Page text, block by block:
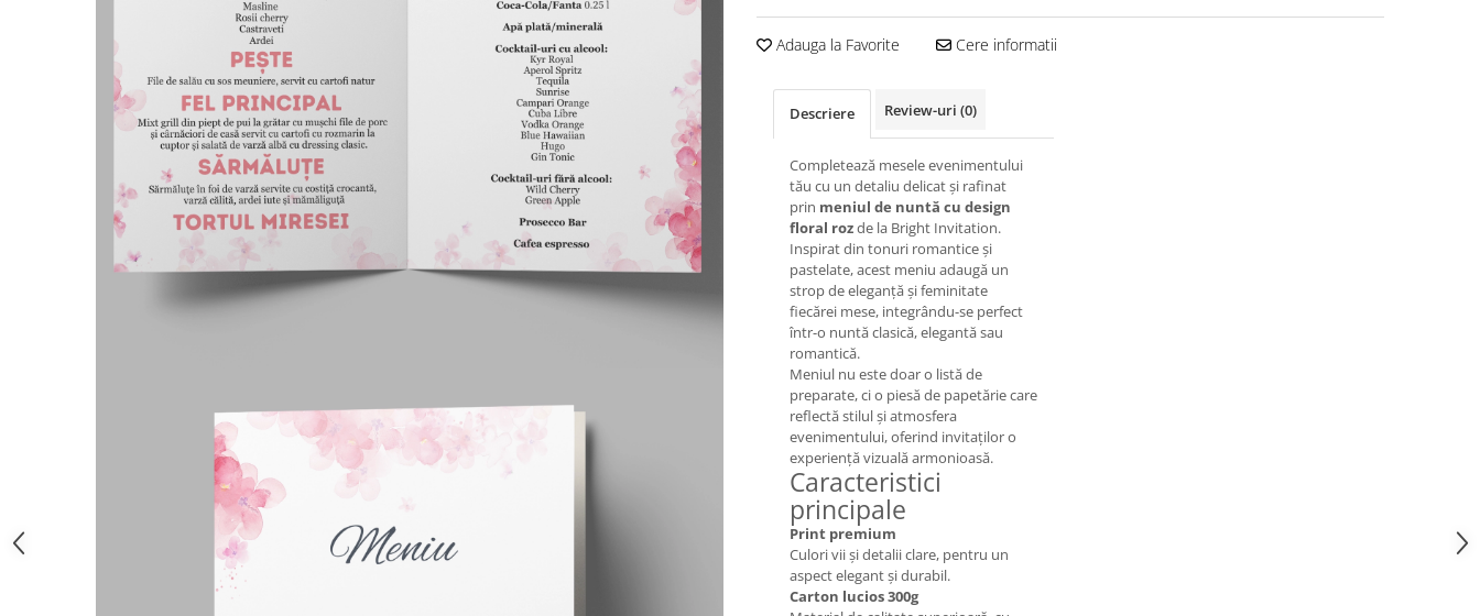
Adauga la Favorite Cere informatii
Descriere Review-uri (0)
Completează mesele evenimentului
tău cu un detaliu delicat și rafinat
prin meniul de nuntă cu design
floral rozde la Bright Invitation.
Inspirat din tonuri romantice și
pastelate, acest meniu adaugă un
strop de eleganță și feminitate
fiecărei mese, integrându-se perfect
într-o nuntă clasică, elegantă sau
romantică.
Meniul nu este doar o listă de
preparate, ci o piesă de papetărie care
reflectă stilul și atmosfera
evenimentului, oferind invitaților o
experiență vizuală armonioasă.
Caracteristici
principale
Print premium
Culori vii și detalii clare, pentru un
aspect elegant și durabil.
Carton lucios 300g